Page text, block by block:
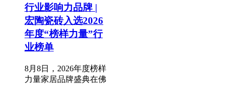
行业影响力品牌 |
宏陶瓷砖入选2026
年度“榜样力量”行
业榜单
8月8日，2026年度榜样
力量家居品牌盛典在佛